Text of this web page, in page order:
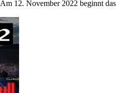
12. November 2022 beginnt das